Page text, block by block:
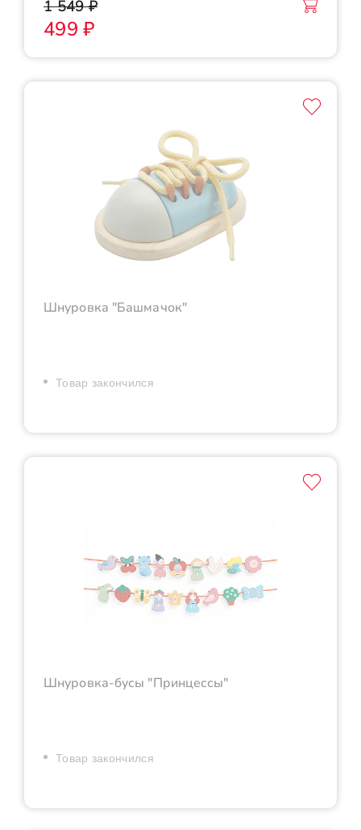
1 549 ₽
499 ₽
Шнуровка "Башмачок"
Товар закончился
Шнуровка-бусы "Принцессы"
Товар закончился